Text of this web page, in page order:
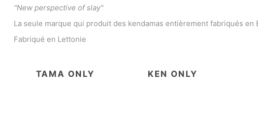
Kendama ISR Sol Kendamas
"New perspective of slay"
La seule marque qui produit des kendamas entièrement fabriqués en
Fabriqué en Lettonie
TAMA ONLY KEN ONLY